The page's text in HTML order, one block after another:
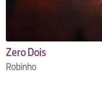
Zero Dois
Robinho